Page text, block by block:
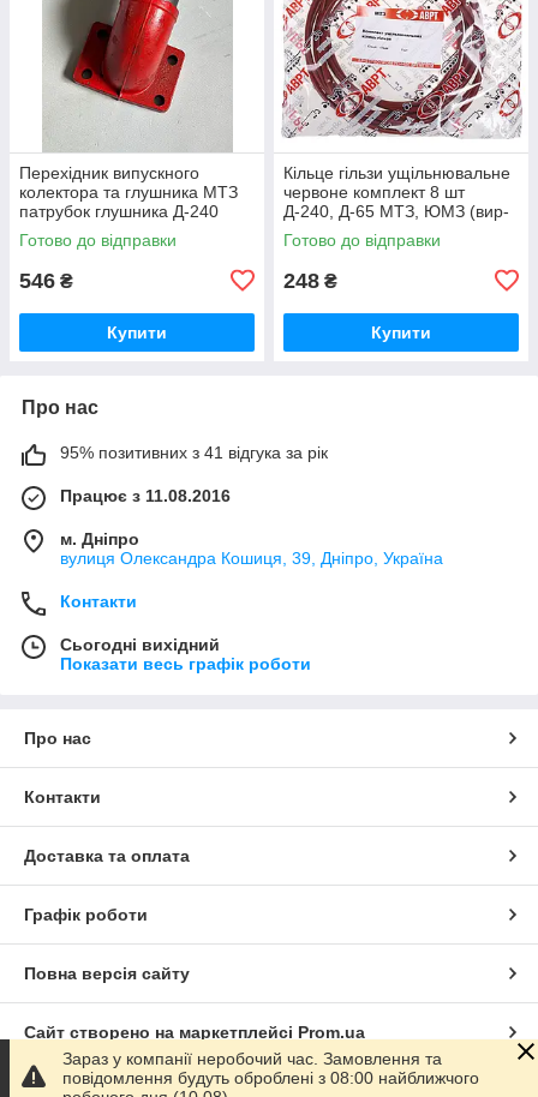
Перехідник випускного
колектора та глушника МТЗ
патрубок глушника Д-240
(вир-во Україна) 240-
1008021-Б1 / 240-1008021
Готово до відправки
546 ₴
Купити
Кільце гільзи ущільнювальне
червоне комплект 8 шт
Д-240, Д-65 МТЗ, ЮМЗ (вир-
во ПХТ Україна) 50-1002022 /
50-1002022-А
Готово до відправки
248 ₴
Купити
Про нас
95% позитивних з 41 відгука за рік
Працює з 11.08.2016
м. Дніпро
вулиця Олександра Кошиця, 39, Дніпро, Україна
Контакти
Сьогодні вихідний
Показати весь графік роботи
Про нас
Контакти
Доставка та оплата
Графік роботи
Повна версія сайту
Сайт створено на маркетплейсі Prom.ua
Політика конфіденційності
Зараз у компанії неробочий час. Замовлення та
повідомлення будуть оброблені з 08:00 найближчого